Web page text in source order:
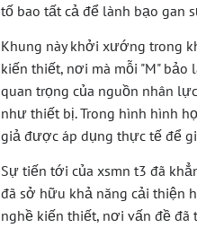
tố bao tất cả để lành bạo gan
Khung này khởi xướng trong
kiến thiết, nơi mà mỗi "M" bảo
quan trọng của nguồn nhân
như thiết bị. Trong hình hình
giả được áp dụng thực tế để
Sự tiến tới của xsmn t3 đã
đã sở hữu khả năng cải thiện
nghề kiến thiết, nơi vấn đề đã